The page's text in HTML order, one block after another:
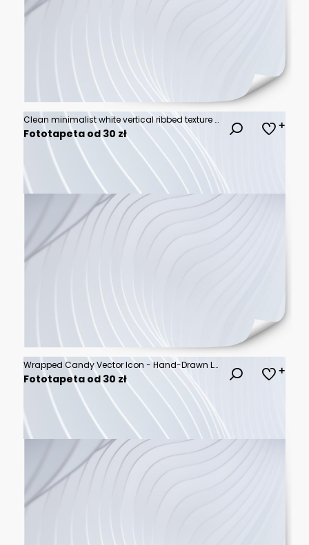
Clean minimalist white vertical ribbed texture background with vertical minimalist background material abstract wallpaper backdrop architectural structure striated geometric cardboard
Fototapeta od 30 zł
Wrapped Candy Vector Icon - Hand-Drawn Line Illustration of Classic Confectionery Sweet Treat with Twisted Ends
Fototapeta od 30 zł